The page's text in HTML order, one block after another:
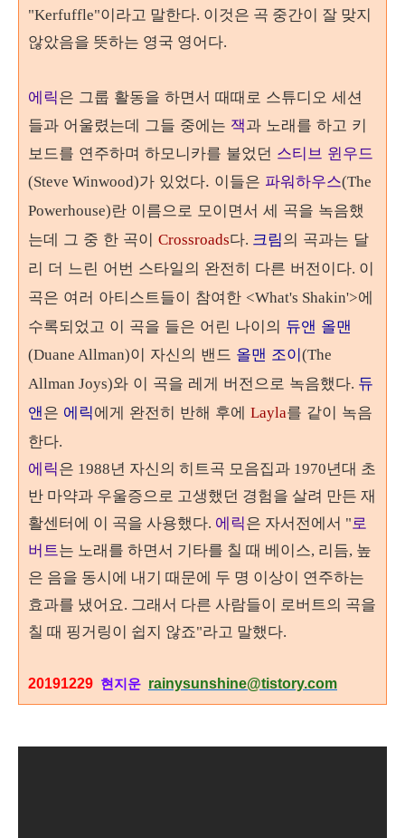
"Kerfuffle"이라고 말한다. 이것은 곡 중간이 잘 맞지
않았음을 뜻하는 영국 영어다.
에릭은 그룹 활동을 하면서 때때로 스튜디오 세션
들과 어울렸는데 그들 중에는 잭과 노래를 하고 키
보드를 연주하며 하모니카를 불었던 스티브 윈우드
(Steve Winwood)가 있었다. 이들은 파워하우스(The
Powerhouse)란 이름으로 모이면서 세 곡을 녹음했
는데 그 중 한 곡이 Crossroads다. 크림의 곡과는 달
리 더 느린 어번 스타일의 완전히 다른 버전이다. 이
곡은 여러 아티스트들이 참여한 <What's Shakin'>에
수록되었고 이 곡을 들은 어린 나이의 듀앤 올맨
(Duane Allman)이 자신의 밴드 올맨 조이(The
Allman Joys)와 이 곡을 레게 버전으로 녹음했다. 듀
앤은 에릭에게 완전히 반해 후에 Layla를 같이 녹음
한다.
에릭은 1988년 자신의 히트곡 모음집과 1970년대 초
반 마약과 우울증으로 고생했던 경험을 살려 만든 재
활센터에 이 곡을 사용했다. 에릭은 자서전에서 "로
버트는 노래를 하면서 기타를 칠 때 베이스, 리듬, 높
은 음을 동시에 내기 때문에 두 명 이상이 연주하는
효과를 냈어요. 그래서 다른 사람들이 로버트의 곡을
칠 때 핑거링이 쉽지 않죠"라고 말했다.
20191229 현지운 rainysunshine@tistory.com